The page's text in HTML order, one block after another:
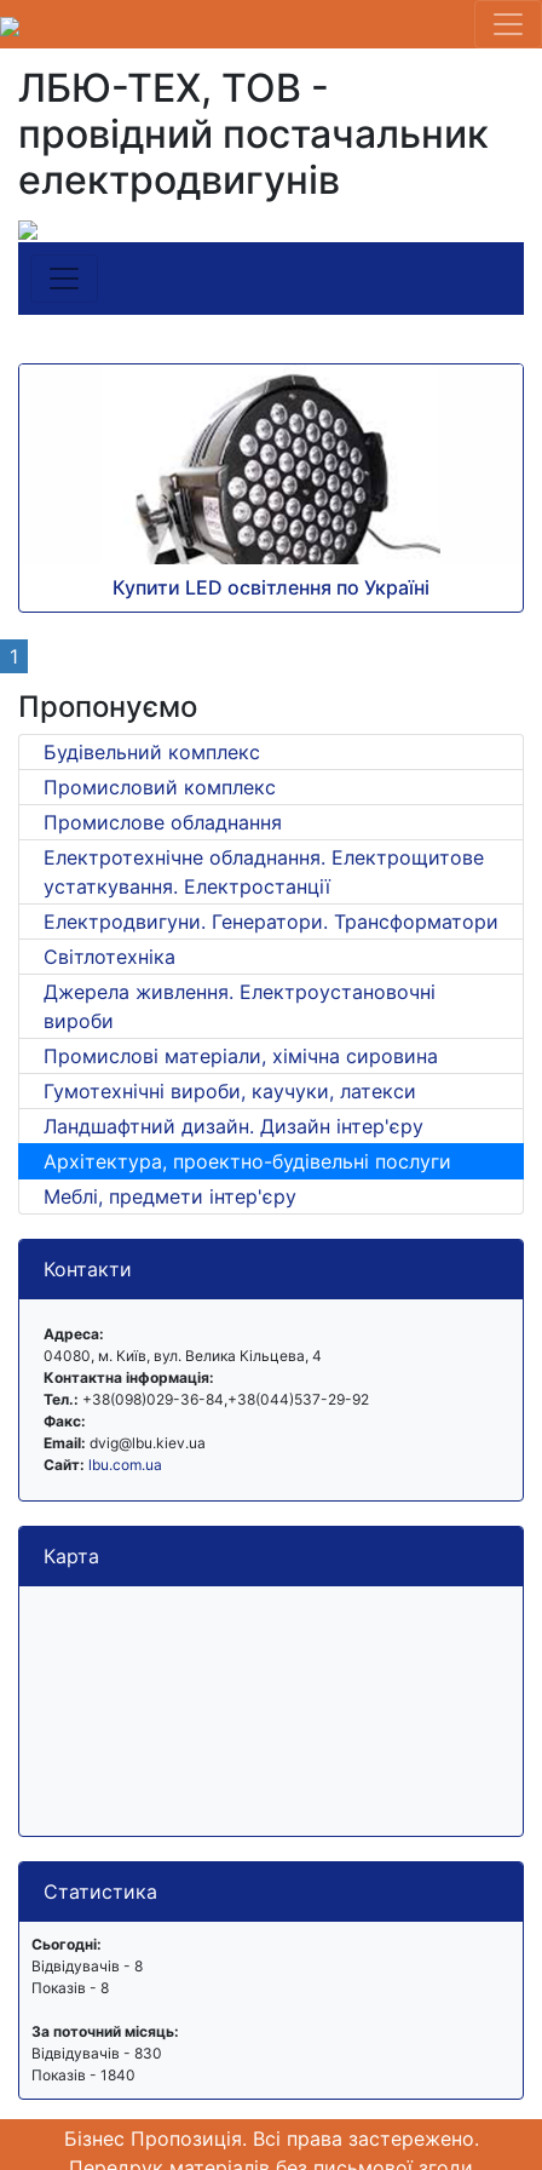
ЛБЮ-ТЕХ, ТОВ -
провідний постачальник
електродвигунів
Купити LED освітлення по Україні
1
Пропонуємо
Будівельний комплекс
Промисловий комплекс
Промислове обладнання
Електротехнічне обладнання. Електрощитове
устаткування. Електростанції
Електродвигуни. Генератори. Трансформатори
Світлотехніка
Джерела живлення. Електроустановочні
вироби
Промислові матеріали, хімічна сировина
Гумотехнічні вироби, каучуки, латекси
Ландшафтний дизайн. Дизайн інтер'єру
Архітектура, проектно-будівельні послуги
Меблі, предмети інтер'єру
Контакти
Адреса:
04080, м. Київ, вул. Велика Кільцева, 4
Контактна інформація:
Тел.: +38(098)029-36-84,+38(044)537-29-92
Факс:
Email: dvig@lbu.kiev.ua
Сайт: lbu.com.ua
Карта
Статистика
Сьогодні:
Відвідувачів - 8
Показів - 8
За поточний місяць:
Відвідувачів - 830
Показів - 1840
Бізнес Пропозиція. Всі права застережено.